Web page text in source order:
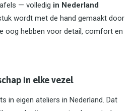
— volledig in Nederland
wordt met de hand gemaakt door
oog hebben voor detail, comfort en
in elke vezel
in eigen ateliers in Nederland. Dat